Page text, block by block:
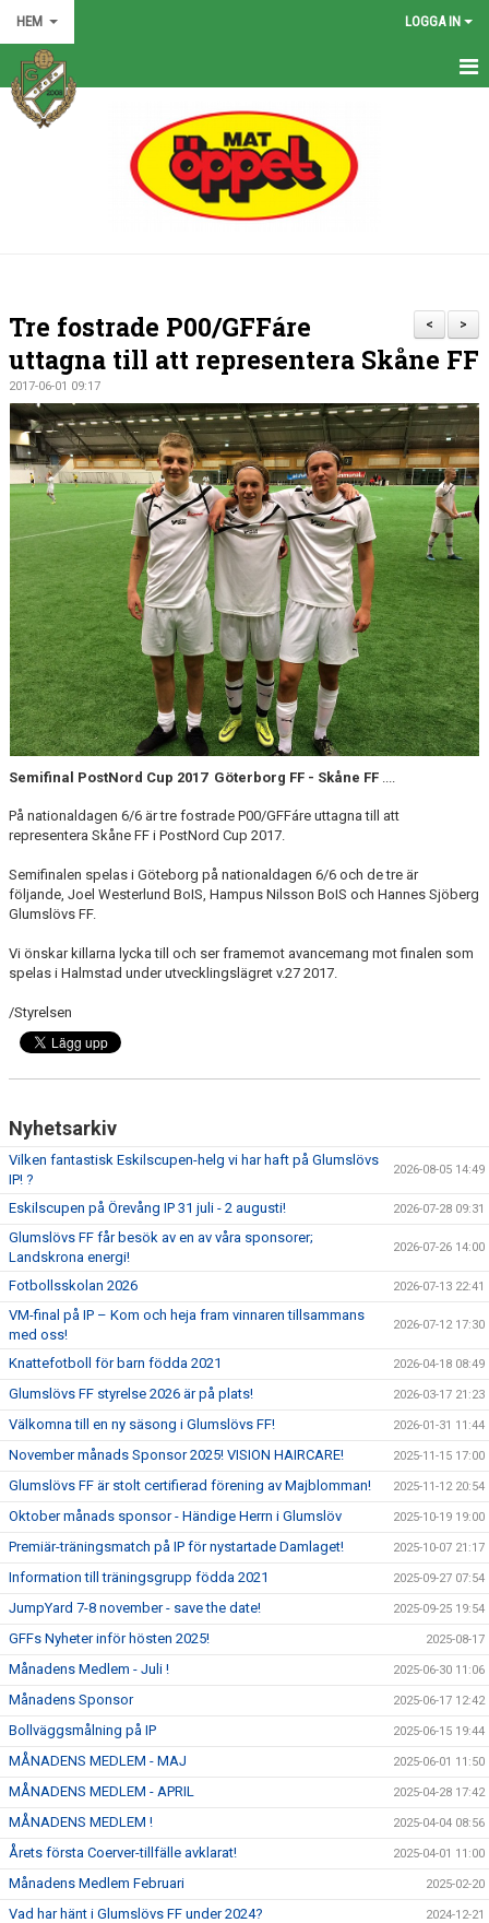
HEM LOGGA IN
HEM
BILDGALLERI
MATCHER
VÅRA LAG
BLI MEDLEM
KLÄDKOLLEKTION
FOTBOLLSSKOLAN 2026
>
<
Tre fostrade P00/GFFáre
uttagna till att representera Skåne FF
2017-06-01 09:17
Semifinal PostNord Cup 2017 Göterborg FF - Skåne FF
På nationaldagen 6/6 är tre fostrade P00/GFFáre uttagna till att
representera Skåne FF i PostNord Cup 2017.
Semifinalen spelas i Göteborg på nationaldagen 6/6 och de tre är
följande, Joel Westerlund BoIS, Hampus Nilsson BoIS och Hannes Sjöberg
Glumslövs FF.
Vi önskar killarna lycka till och ser framemot avancemang mot finalen som
spelas i Halmstad under utvecklingslägret v.27 2017.
/Styrelsen
Nyhetsarkiv
Vilken fantastisk Eskilscupen-helg vi har haft på Glumslövs
IP! ?
2026-08-05 14:49
Eskilscupen på Örevång IP 31 juli - 2 augusti! 2026-07-28 09:31
Glumslövs FF får besök av en av våra sponsorer;
Landskrona energi!
2026-07-26 14:00
Fotbollsskolan 2026 2026-07-13 22:41
VM-final på IP – Kom och heja fram vinnaren tillsammans
med oss!
2026-07-12 17:30
Knattefotboll för barn födda 2021 2026-04-18 08:49
Glumslövs FF styrelse 2026 är på plats! 2026-03-17 21:23
Välkomna till en ny säsong i Glumslövs FF! 2026-01-31 11:44
November månads Sponsor 2025! VISION HAIRCARE! 2025-11-15 17:00
Glumslövs FF är stolt certifierad förening av Majblomman! 2025-11-12 20:54
Oktober månads sponsor - Händige Herrn i Glumslöv 2025-10-19 19:00
Premiär-träningsmatch på IP för nystartade Damlaget! 2025-10-07 21:17
Information till träningsgrupp födda 2021 2025-09-27 07:54
JumpYard 7-8 november - save the date! 2025-09-25 19:54
GFFs Nyheter inför hösten 2025! 2025-08-17
Månadens Medlem - Juli ! 2025-06-30 11:06
Månadens Sponsor 2025-06-17 12:42
Bollväggsmålning på IP 2025-06-15 19:44
MÅNADENS MEDLEM - MAJ 2025-06-01 11:50
MÅNADENS MEDLEM - APRIL 2025-04-28 17:42
MÅNADENS MEDLEM ! 2025-04-04 08:56
Årets första Coerver-tillfälle avklarat! 2025-04-01 11:00
Månadens Medlem Februari 2025-02-20
Vad har hänt i Glumslövs FF under 2024? 2024-12-21